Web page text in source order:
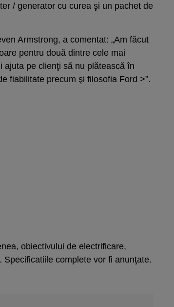
/ generator cu curea şi un pachet de
Armstrong, a comentat: „Am făcut
pentru două dintre cele mai
ajuta pe clienţi să nu plătească în
fiabilitate precum şi filosofia Ford >”.
obiectivului de electrificare,
complete vor fi anunţate.